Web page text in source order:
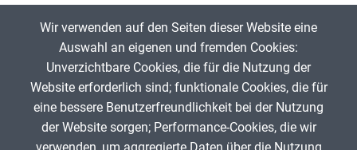
Zahlen untersuchen
1. November 2022
Wir verwenden auf den Seiten dieser Website eine
Auswahl an eigenen und fremden Cookies:
Unverzichtbare Cookies, die für die Nutzung der
Website erforderlich sind; funktionale Cookies, die für
eine bessere Benutzerfreundlichkeit bei der Nutzung
der Website sorgen; Performance-Cookies, die wir